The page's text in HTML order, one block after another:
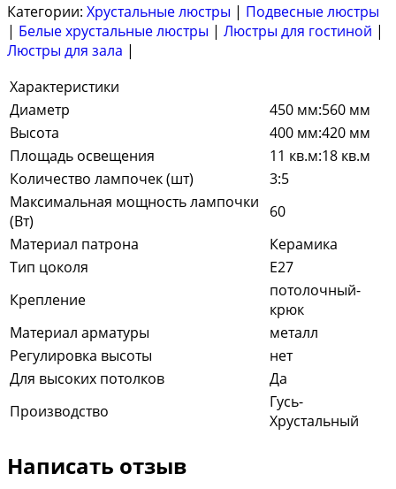
Категории: Хрустальные люстры | Подвесные люстры
| Белые хрустальные люстры | Люстры для гостиной |
Люстры для зала |
Характеристики
Диаметр
450 мм:560 мм
Высота
400 мм:420 мм
Площадь освещения
11 кв.м:18 кв.м
Количество лампочек (шт)
3:5
Максимальная мощность лампочки
(Вт)
60
Материал патрона
Керамика
Тип цоколя
E27
Крепление
потолочный-
крюк
Материал арматуры
металл
Регулировка высоты
нет
Для высоких потолков
Да
Производство
Гусь-
Хрустальный
Написать отзыв